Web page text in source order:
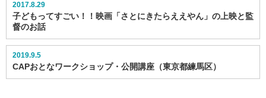
2017.8.29
子どもってすごい！！映画「さとにきたらええやん」の上映と監
督のお話
2019.9.5
CAPおとなワークショップ・公開講座（東京都練馬区）